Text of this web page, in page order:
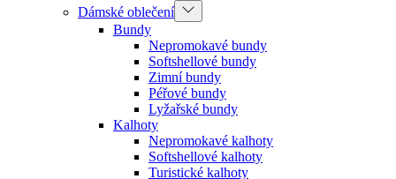
Dámské oblečení
Bundy
Nepromokavé bundy
Softshellové bundy
Zimní bundy
Péřové bundy
Lyžařské bundy
Kalhoty
Nepromokavé kalhoty
Softshellové kalhoty
Turistické kalhoty